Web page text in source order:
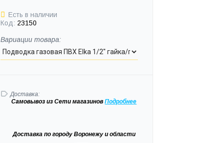
Есть в наличии
Код: 23150
Вариации товара:
Доставка:
Самовывозиз Сети магазиновПодробнее
Доставкапо городу Воронежу и области